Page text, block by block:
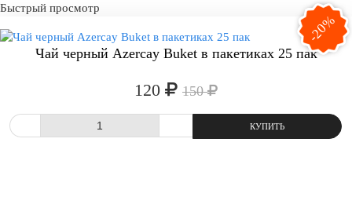
Быстрый просмотр
-20%
Чай черный Azercay Buket в пакетиках 25 пак
120 150